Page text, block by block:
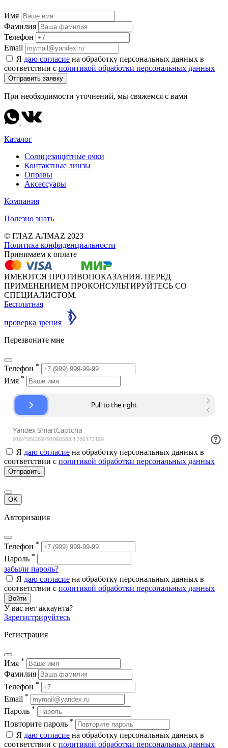
Имя
Фамилия
Телефон
Email
Я даю согласие на обработку персональных данных в
соответствии с политикой обработки персональных данных
Отправить заявку
При необходимости уточнений, мы свяжемся с вами
Каталог
Солнцезащитные очки
Контактные линзы
Оправы
Аксессуары
Компания
Полезно знать
© ГЛАZ АЛМАZ 2023
Политика конфиденциальности
Принимаем к оплате
ИМЕЮТСЯ ПРОТИВОПОКАЗАНИЯ. ПЕРЕД
ПРИМЕНЕНИЕМ ПРОКОНСУЛЬТИРУЙТЕСЬ СО
СПЕЦИАЛИСТОМ.
Бесплатная
проверка зрения
Перезвоните мне
Телефон *
Имя *
Я даю согласие на обработку персональных данных в
соответствии с политикой обработки персональных данных
Отправить
OK
Авторизация
Телефон *
Пароль *
забыли пароль?
Я даю согласие на обработку персональных данных в
соответствии с политикой обработки персональных данных
Войти
У вас нет аккаунта?
Зарегистрируйтесь
Регистрация
Имя *
Фамилия
Телефон *
Email *
Пароль *
Повторите пароль *
Я даю согласие на обработку персональных данных в
соответствии с политикой обработки персональных данных